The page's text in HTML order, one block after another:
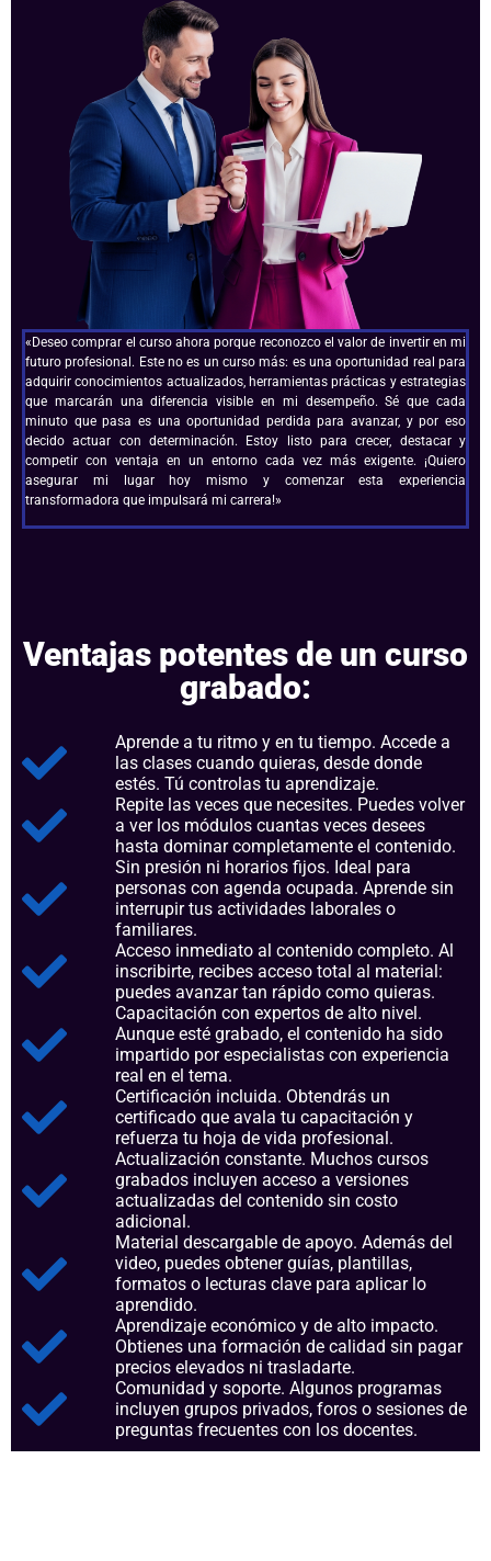
«Deseo comprar el curso ahora porque reconozco el valor de invertir en mi
futuro profesional. Este no es un curso más: es una oportunidad real para
adquirir conocimientos actualizados, herramientas prácticas y estrategias
que marcarán una diferencia visible en mi desempeño. Sé que cada
minuto que pasa es una oportunidad perdida para avanzar, y por eso
decido actuar con determinación. Estoy listo para crecer, destacar y
competir con ventaja en un entorno cada vez más exigente. ¡Quiero
asegurar mi lugar hoy mismo y comenzar esta experiencia
transformadora que impulsará mi carrera!»
Ventajas potentes de un curso
grabado:
Aprende a tu ritmo y en tu tiempo. Accede a
las clases cuando quieras, desde donde
estés. Tú controlas tu aprendizaje.
Repite las veces que necesites. Puedes volver
a ver los módulos cuantas veces desees
hasta dominar completamente el contenido.
Sin presión ni horarios fijos. Ideal para
personas con agenda ocupada. Aprende sin
interrupir tus actividades laborales o
familiares.
Acceso inmediato al contenido completo. Al
inscribirte, recibes acceso total al material:
puedes avanzar tan rápido como quieras.
Capacitación con expertos de alto nivel.
Aunque esté grabado, el contenido ha sido
impartido por especialistas con experiencia
real en el tema.
Certificación incluida. Obtendrás un
certificado que avala tu capacitación y
refuerza tu hoja de vida profesional.
Actualización constante. Muchos cursos
grabados incluyen acceso a versiones
actualizadas del contenido sin costo
adicional.
Material descargable de apoyo. Además del
video, puedes obtener guías, plantillas,
formatos o lecturas clave para aplicar lo
aprendido.
Aprendizaje económico y de alto impacto.
Obtienes una formación de calidad sin pagar
precios elevados ni trasladarte.
Comunidad y soporte. Algunos programas
incluyen grupos privados, foros o sesiones de
preguntas frecuentes con los docentes.